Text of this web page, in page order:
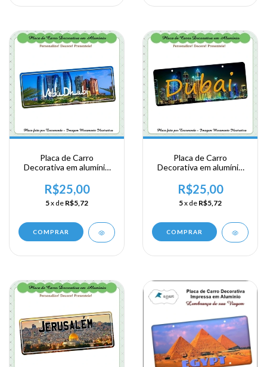
Placa de Carro
Decorativa em alumínio
Arábes - Abu Dhabi
R$25,00
5x de R$5,72
COMPRAR
Placa de Carro
Decorativa em alumínio
Arábes - Dubai
R$25,00
5x de R$5,72
COMPRAR